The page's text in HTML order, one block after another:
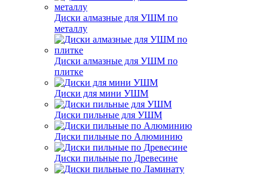
Диски алмазные для УШМ по
металлу
Диски алмазные для УШМ по
плитке
Диски для мини УШМ
Диски пильные для УШМ
Диски пильные по Алюминию
Диски пильные по Древесине